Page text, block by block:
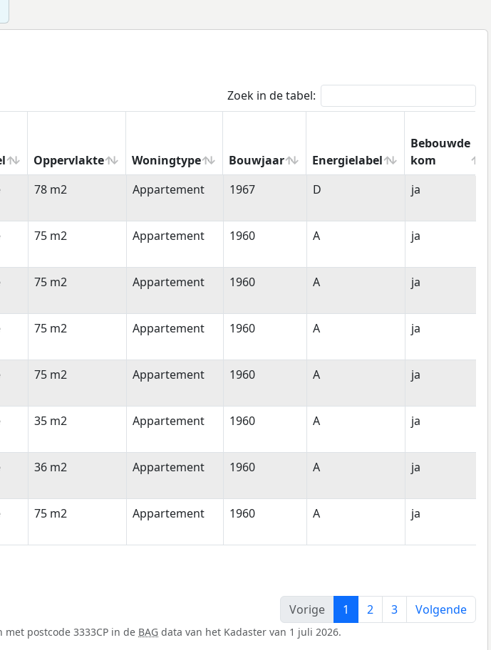
Zoek in de tabel:
Oppervlakte Woningtype Bouwjaar Energielabel
Bebouwde
kom
Oppervlakte Woningtype Bouwjaar Energielabel
Bebouwde
kom
78 m2 Appartement 1967 D ja
75 m2 Appartement 1960 A ja
75 m2 Appartement 1960 A ja
75 m2 Appartement 1960 A ja
75 m2 Appartement 1960 A ja
35 m2 Appartement 1960 A ja
36 m2 Appartement 1960 A ja
75 m2 Appartement 1960 A ja
Vorige
1 2 3 Volgende
postcode 3333CP in de BAG data van het Kadaster van 1 juli 2026.